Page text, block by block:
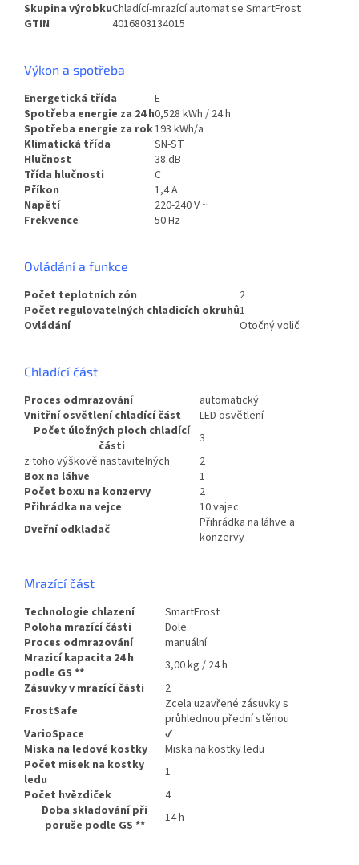
Skupina výrobkuChladící-mrazící automat se SmartFrost
GTIN
4016803134015
Výkon a spotřeba
Energetická třída
E
Spotřeba energie za 24 h0,528 kWh / 24 h
Spotřeba energie za rok193 kWh/a
Klimatická třída
SN-ST
Hlučnost
38 dB
Třída hlučnosti
C
Příkon
1,4 A
Napětí
220-240 V ~
Frekvence
50 Hz
Ovládání a funkce
Počet teplotních zón
2
Počet regulovatelných chladicích okruhů1
Ovládání
Otočný volič
Chladící část
Proces odmrazování
automatický
Vnitřní osvětlení chladící část
LED osvětlení
Počet úložných ploch chladící
části
3
z toho výškově nastavitelných
2
Box na láhve
1
Počet boxu na konzervy
2
Přihrádka na vejce
10 vajec
Dveřní odkladač
Přihrádka na láhve a
konzervy
Mrazící část
Technologie chlazení
SmartFrost
Poloha mrazící části
Dole
Proces odmrazování
manuální
Mrazicí kapacita 24 h
podle GS **
3,00 kg / 24 h
Zásuvky v mrazící části
2
FrostSafe
Zcela uzavřené zásuvky s
průhlednou přední stěnou
VarioSpace
✔
Miska na ledové kostky
Miska na kostky ledu
Počet misek na kostky
ledu
1
Počet hvězdiček
4
Doba skladování při
poruše podle GS ** 14 h